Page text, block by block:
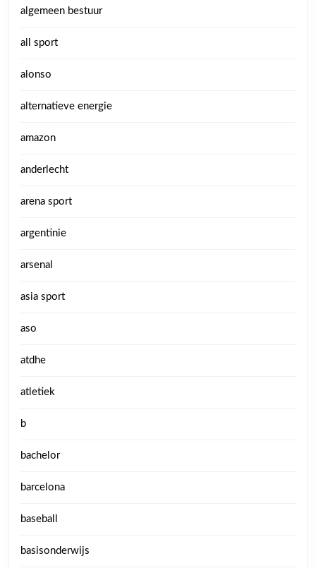
algemeen bestuur
all sport
alonso
alternatieve energie
amazon
anderlecht
arena sport
argentinie
arsenal
asia sport
aso
atdhe
atletiek
b
bachelor
barcelona
baseball
basisonderwijs